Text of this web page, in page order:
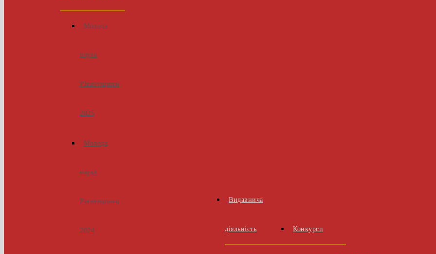
Молода
наука
Рівненщини
2025
Молода
наука
Рівненщини
2024
Видавнича
діяльність Конкурси